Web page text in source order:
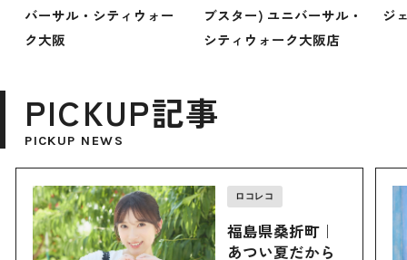
バーサル・シティウォー
ク大阪
ブスター) ユニバーサル・
シティウォーク大阪店
ジ
PICKUP記事
PICKUP NEWS
ロコレコ
福島県桑折町｜
あつい夏だから